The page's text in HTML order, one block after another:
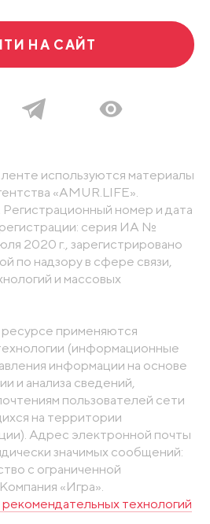
НА САЙТ
используются материалы
«AMUR.LIFE».
номер и дата
серия ИА №
2020 г., зарегистрировано
по надзору в сфере связи,
и массовых
применяются
(информационные
информации на основе
и анализа сведений,
пользователей сети
на территории
Адрес электронной почты
значимых сообщений:
с ограниченной
«Игра».
технологий